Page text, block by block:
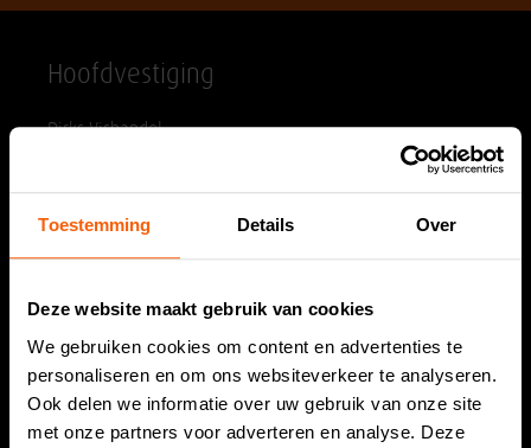
Toestemming Details Over
Deze website maakt gebruik van cookies
We gebruiken cookies om content en advertenties te
personaliseren en om ons websiteverkeer te analyseren.
Ook delen we informatie over uw gebruik van onze site
met onze partners voor adverteren en analyse. Deze
Hoofdvestiging
Dirks Vishandel
2221 BE Katwijk
Openingstijden
Maandag:
Gesloten
Dinsdag:
08.30 tot 18.00 uur